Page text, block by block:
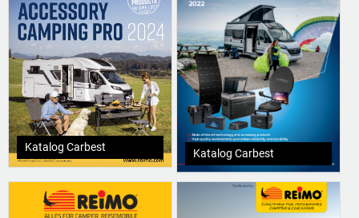
Katalog Carbest
Katalog Carbest